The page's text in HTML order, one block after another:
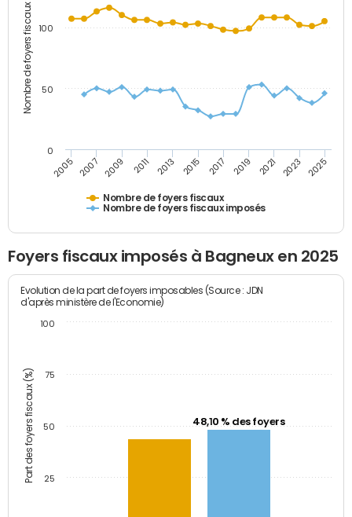
Nombre de foyers fiscaux
Nombre de foyers fiscaux
Nombre de foyers fiscaux imposés
2005 2007 2009 2011 2013 2015 2017 2019 2021 2023 2025
0
50
100
Foyers fiscaux imposés à Bagneux en 2025
Part des foyers fiscaux (%)
Evolution de la part de foyers imposables (Source : JDN
d'après ministère de l'Economie)
48,10 % des foyers
25
50
75
100